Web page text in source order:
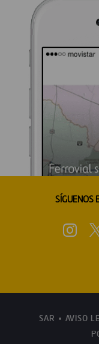
SÍGUENOS
SAR AVISO